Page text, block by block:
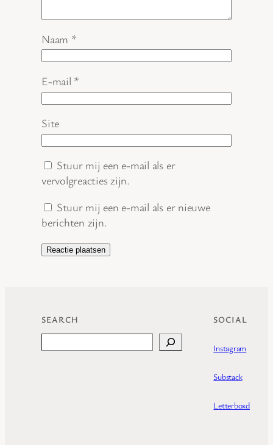
Naam *
E-mail *
Site
Stuur mij een e-mail als er
vervolgreacties zijn.
Stuur mij een e-mail als er nieuwe
berichten zijn.
SEARCH SOCIAL
Instagram
Substack
Letterboxd